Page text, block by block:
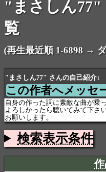
"まさしん77"
覧
(再生最近順 1-6898 →
"まさしん77" さんの自己紹介↓
この作者へメッセ
自身の作った詞に素敵な曲が乗
よろしかったら聴いてみて下さ
お願いします。
検索表示条件